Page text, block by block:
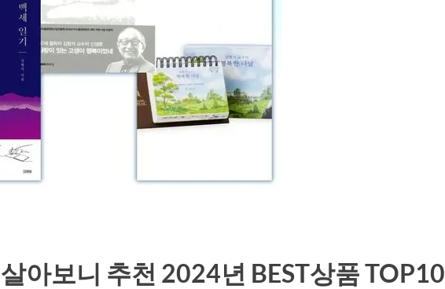
아보니 추천 2024년 BEST상품 TOP10